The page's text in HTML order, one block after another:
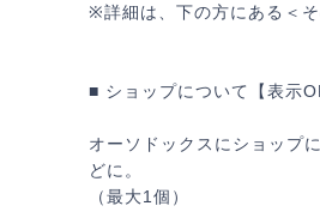
※詳細は、下の方にある＜
■ ショップについて【表示
オーソドックスにショップ
どに。
（最大1個）